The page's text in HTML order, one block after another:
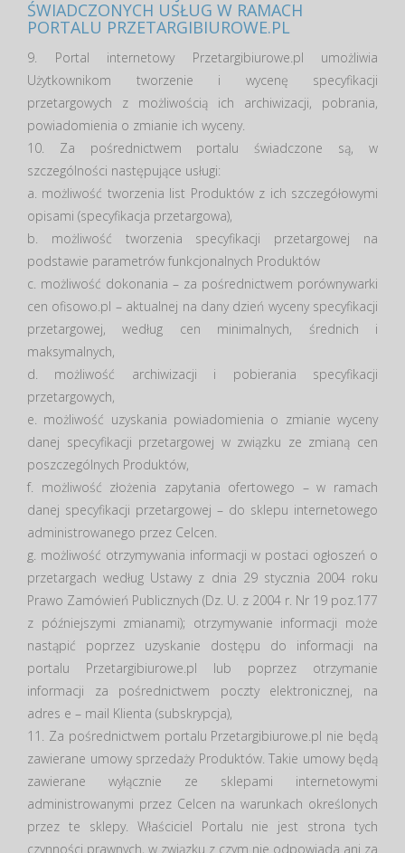
ŚWIADCZONYCH USŁUG W RAMACH
PORTALU PRZETARGIBIUROWE.PL
9. Portal internetowy Przetargibiurowe.pl umożliwia
Użytkownikom tworzenie i wycenę specyfikacji
przetargowych z możliwością ich archiwizacji, pobrania,
powiadomienia o zmianie ich wyceny.
10. Za pośrednictwem portalu świadczone są, w
szczególności następujące usługi:
a. możliwość tworzenia list Produktów z ich szczegółowymi
opisami (specyfikacja przetargowa),
b. możliwość tworzenia specyfikacji przetargowej na
podstawie parametrów funkcjonalnych Produktów
c. możliwość dokonania – za pośrednictwem porównywarki
cen ofisowo.pl – aktualnej na dany dzień wyceny specyfikacji
przetargowej, według cen minimalnych, średnich i
maksymalnych,
d. możliwość archiwizacji i pobierania specyfikacji
przetargowych,
e. możliwość uzyskania powiadomienia o zmianie wyceny
danej specyfikacji przetargowej w związku ze zmianą cen
poszczególnych Produktów,
f. możliwość złożenia zapytania ofertowego – w ramach
danej specyfikacji przetargowej – do sklepu internetowego
administrowanego przez Celcen.
g. możliwość otrzymywania informacji w postaci ogłoszeń o
przetargach według Ustawy z dnia 29 stycznia 2004 roku
Prawo Zamówień Publicznych (Dz. U. z 2004 r. Nr 19 poz.177
z późniejszymi zmianami); otrzymywanie informacji może
nastąpić poprzez uzyskanie dostępu do informacji na
portalu Przetargibiurowe.pl lub poprzez otrzymanie
informacji za pośrednictwem poczty elektronicznej, na
adres e – mail Klienta (subskrypcja),
11. Za pośrednictwem portalu Przetargibiurowe.pl nie będą
zawierane umowy sprzedaży Produktów. Takie umowy będą
zawierane wyłącznie ze sklepami internetowymi
administrowanymi przez Celcen na warunkach określonych
przez te sklepy. Właściciel Portalu nie jest strona tych
czynności prawnych, w związku z czym nie odpowiada ani za